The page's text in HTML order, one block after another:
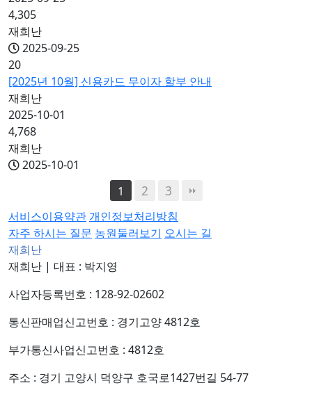
4,305
재희난
2025-09-25
20
[2025년 10월] 신용카드 무이자 할부 안내
재희난
2025-10-01
4,768
재희난
2025-10-01
1
2 3
서비스이용약관 개인정보처리방침
자주 하시는 질문 농원둘러보기 오시는 길
재희난
재희난 | 대표 : 박지영
사업자등록번호 : 128-92-02602
통신판매업신고번호 : 경기고양 4812호
부가통신사업신고번호 : 4812호
주소 : 경기 고양시 덕양구 호국로1427번길 54-77